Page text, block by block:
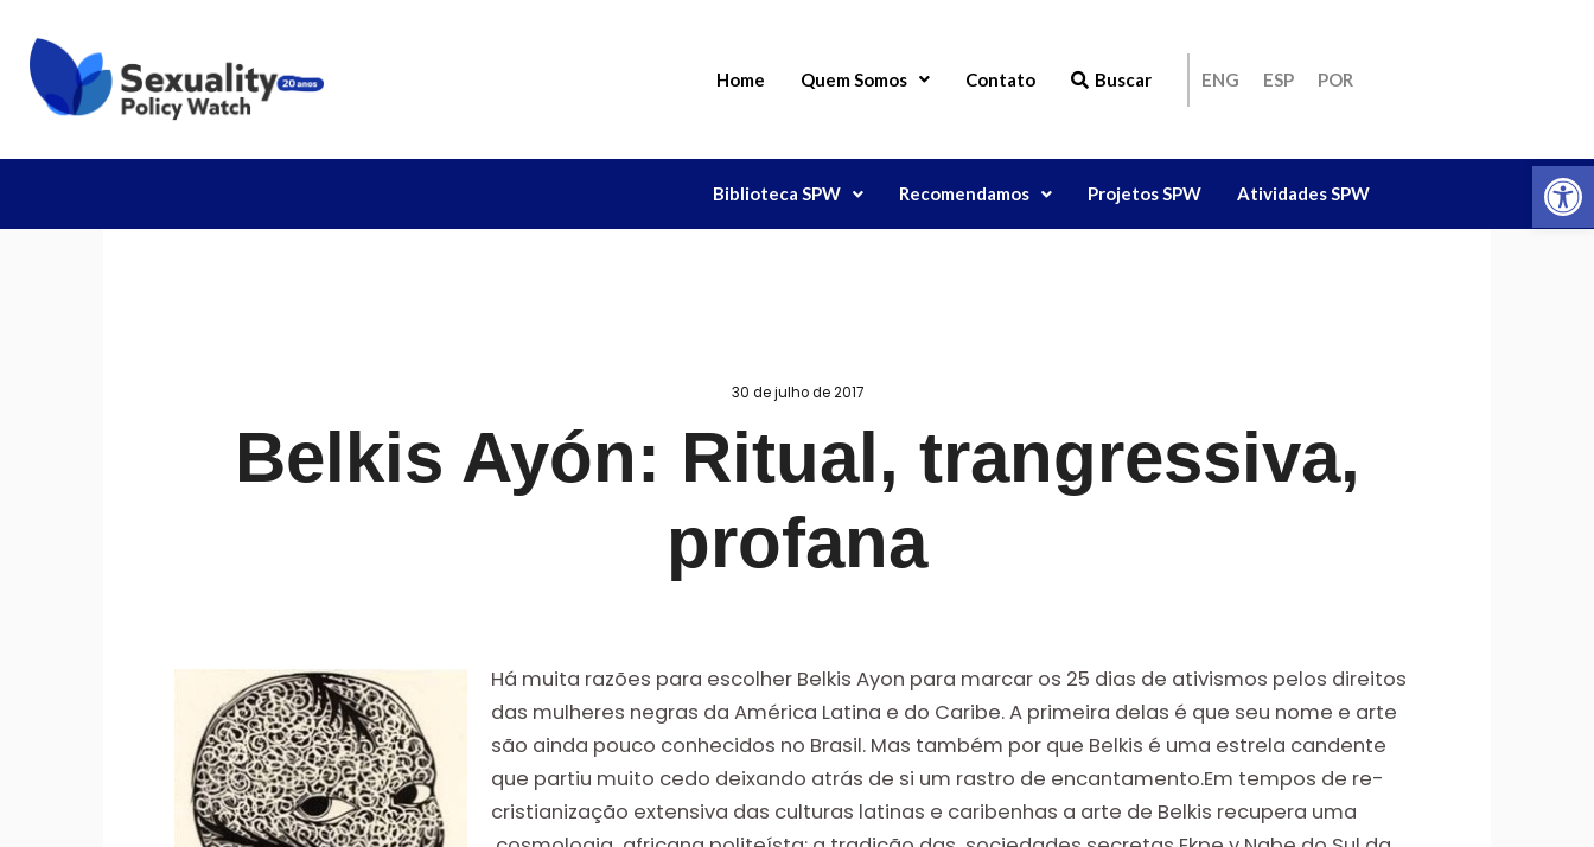
Home Quem Somos Contato Buscar ENG ESP POR
Biblioteca SPW Recomendamos Projetos SPW Atividades SPW
30 de julho de 2017
Belkis Ayón: Ritual, trangressiva,
profana
Há muita razões para escolher Belkis Ayon para marcar os 25 dias de ativismos pelos direitos
das mulheres negras da América Latina e do Caribe. A primeira delas é que seu nome e arte
são ainda pouco conhecidos no Brasil. Mas também por que Belkis é uma estrela candente
que partiu muito cedo deixando atrás de si um rastro de encantamento.Em tempos de re-
cristianização extensiva das culturas latinas e caribenhas a arte de Belkis recupera uma